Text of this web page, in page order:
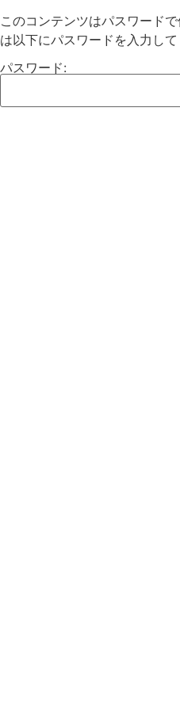
このコンテンツはパスワード
は以下にパスワードを入力して
パスワード: